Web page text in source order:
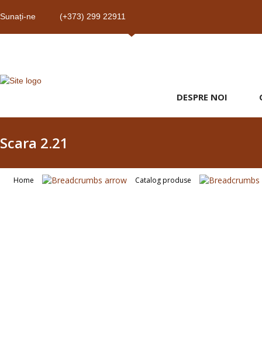
Sunați-ne (+373) 299 22911
DESPRE NOI
Scara 2.21
Home Catalog produse